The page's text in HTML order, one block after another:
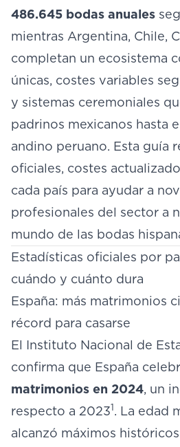
486.645 bodas anuales
mientras Argentina, Chile,
completan un ecosistema
únicas, costes variables
y sistemas ceremoniales
padrinos mexicanos hasta
andino peruano. Esta guía
oficiales, costes
cada país para ayudar a
profesionales del sector a
mundo de las bodas
Estadísticas oficiales por
cuándo y cuánto dura
España: más matrimonios
récord para casarse
El Instituto Nacional de
confirma que España
matrimonios en 2024, un
respecto a 20231. La edad
alcanzó máximos